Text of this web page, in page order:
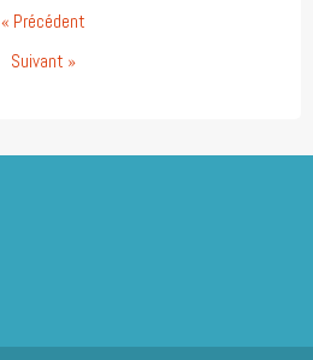
« Précédent
Suivant »